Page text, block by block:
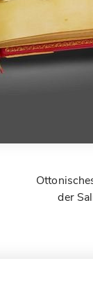
der